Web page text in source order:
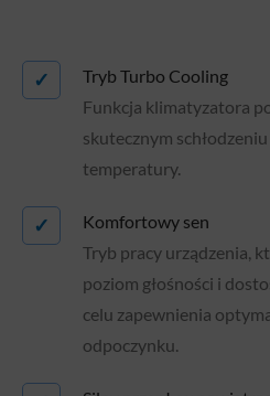
✓
Tryb Turbo Cooling
Funkcja klimatyzatora
skutecznym
temperatury.
✓
Komfortowy sen
Tryb pracy urządzenia,
poziom głośności i
celu zapewnienia
odpoczynku.